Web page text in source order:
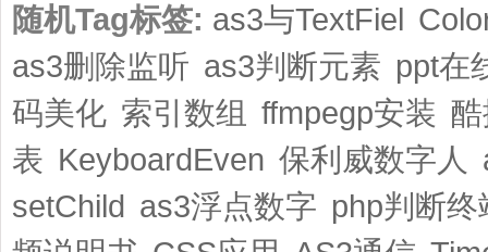
随机Tag标签: as3与TextFiel
as3删除监听 as3判断元素 ppt在
码美化 索引数组 ffmpegp安装
表 KeyboardEven 保利威数字人
setChild as3浮点数字 php判断终